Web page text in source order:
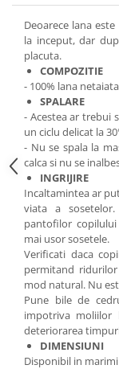
Deoarece lana
la inceput, dar
placuta.
COMPOZITIE
- 100% lana netaiata
SPALARE
- Acestea ar trebui
un ciclu delicat la
- Nu se spala la
calca si nu se
INGRIJIRE
Incaltamintea ar
viata a
pantofilor
mai usor sosetele.
Verificati daca
permitand
mod natural. Nu
Pune bile de
impotriva moliilor
deteriorarea
DIMENSIUNI
Disponibil in marimi